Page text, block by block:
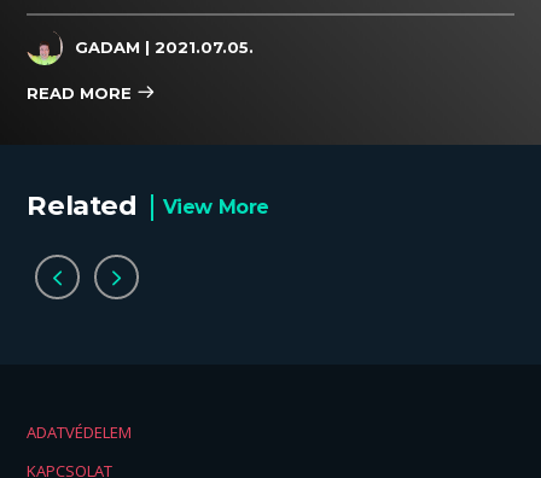
GADAM | 2021.07.05.
READ MORE
Related View More
ADATVÉDELEM
KAPCSOLAT